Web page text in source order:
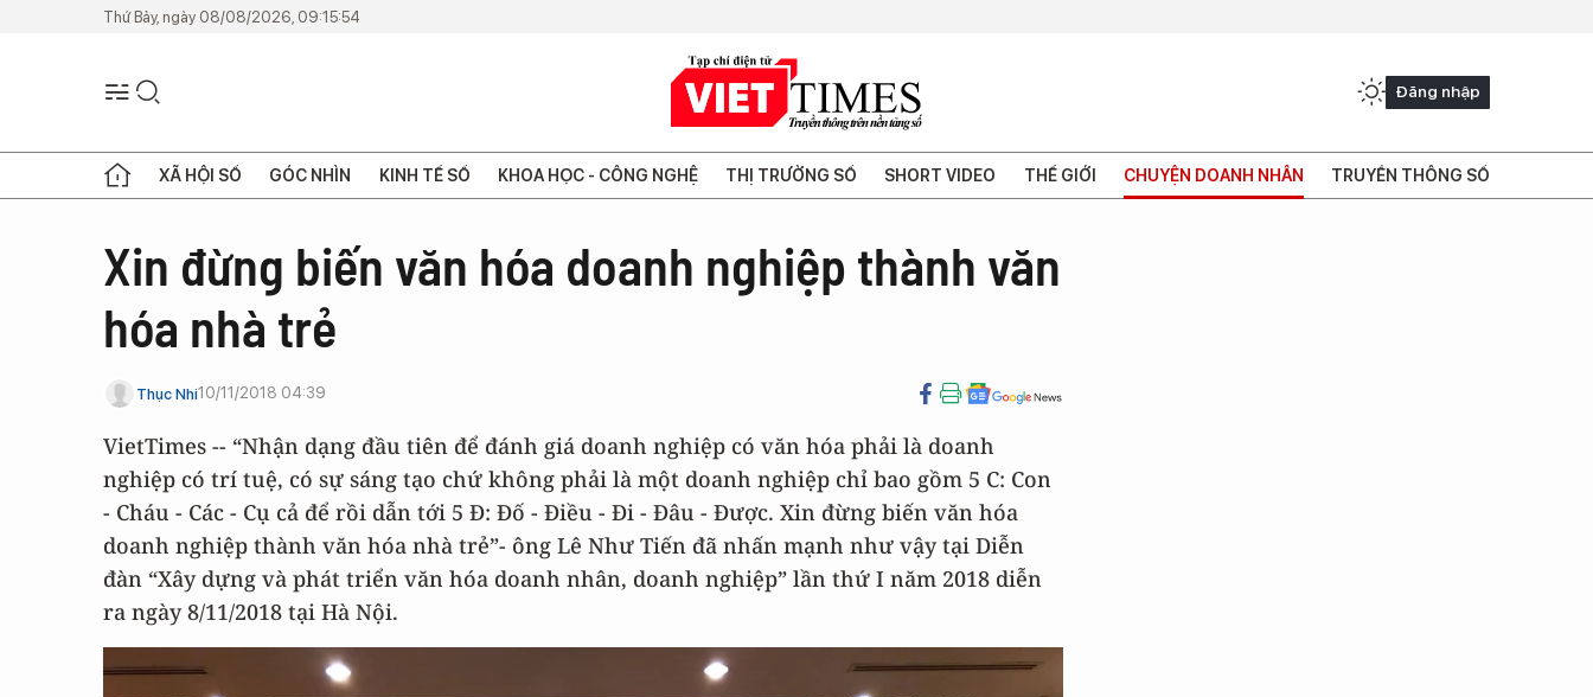
Thứ Bảy, ngày 08/08/2026, 09:15:54
Đăng nhập
XÃ HỘI SỐ GÓC NHÌN KINH TẾ SỐ KHOA HỌC - CÔNG NGHỆ THỊ TRƯỜNG SỐ SHORT VIDEO THẾ GIỚI CHUYỆN DOANH NHÂN TRUYỀN THÔNG SỐ
Xin đừng biến văn hóa doanh nghiệp thành văn
hóa nhà trẻ
Thục Nhi10/11/2018 04:39
VietTimes -- “Nhận dạng đầu tiên để đánh giá doanh nghiệp có văn hóa phải là doanh
nghiệp có trí tuệ, có sự sáng tạo chứ không phải là một doanh nghiệp chỉ bao gồm 5 C: Con
- Cháu - Các - Cụ cả để rồi dẫn tới 5 Đ: Đố - Điều - Đi - Đâu - Được. Xin đừng biến văn hóa
doanh nghiệp thành văn hóa nhà trẻ”- ông Lê Như Tiến đã nhấn mạnh như vậy tại Diễn
đàn “Xây dựng và phát triển văn hóa doanh nhân, doanh nghiệp” lần thứ I năm 2018 diễn
ra ngày 8/11/2018 tại Hà Nội.